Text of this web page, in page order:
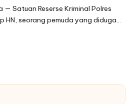
Satuan Reserse Kriminal Polres
HN, seorang pemuda yang diduga…